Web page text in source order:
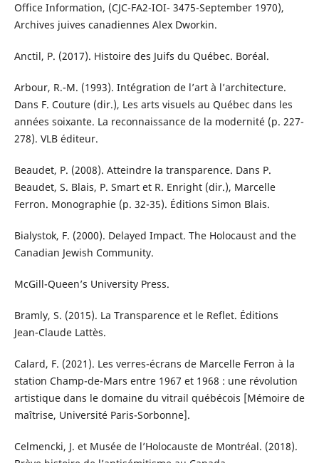
Office Information, (CJC-FA2-IOI- 3475-September 1970),
Archives juives canadiennes Alex Dworkin.
Anctil, P. (2017). Histoire des Juifs du Québec. Boréal.
Arbour, R.-M. (1993). Intégration de l’art à l’architecture.
Dans F. Couture (dir.), Les arts visuels au Québec dans les
années soixante. La reconnaissance de la modernité (p. 227-
278). VLB éditeur.
Beaudet, P. (2008). Atteindre la transparence. Dans P.
Beaudet, S. Blais, P. Smart et R. Enright (dir.), Marcelle
Ferron. Monographie (p. 32-35). Éditions Simon Blais.
Bialystok, F. (2000). Delayed Impact. The Holocaust and the
Canadian Jewish Community.
McGill-Queen’s University Press.
Bramly, S. (2015). La Transparence et le Reflet. Éditions
Jean-Claude Lattès.
Calard, F. (2021). Les verres-écrans de Marcelle Ferron à la
station Champ-de-Mars entre 1967 et 1968 : une révolution
artistique dans le domaine du vitrail québécois [Mémoire de
maîtrise, Université Paris-Sorbonne].
Celmencki, J. et Musée de l’Holocauste de Montréal. (2018).